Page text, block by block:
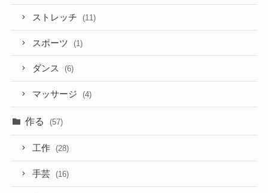
ストレッチ (11)
スポーツ (1)
ダンス (6)
マッサージ (4)
作る (57)
工作 (28)
手芸 (16)